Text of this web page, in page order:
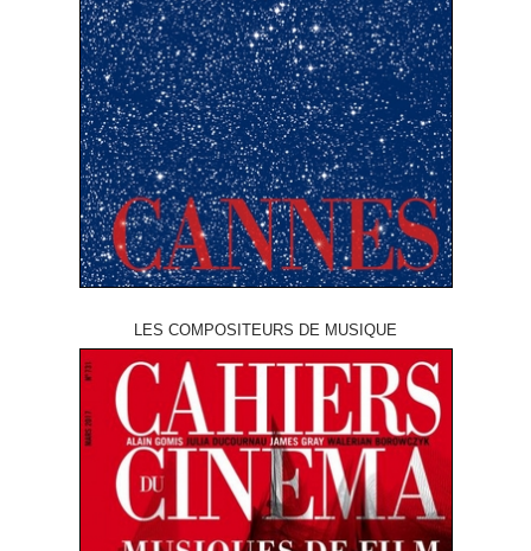
LES COMPOSITEURS DE MUSIQUE